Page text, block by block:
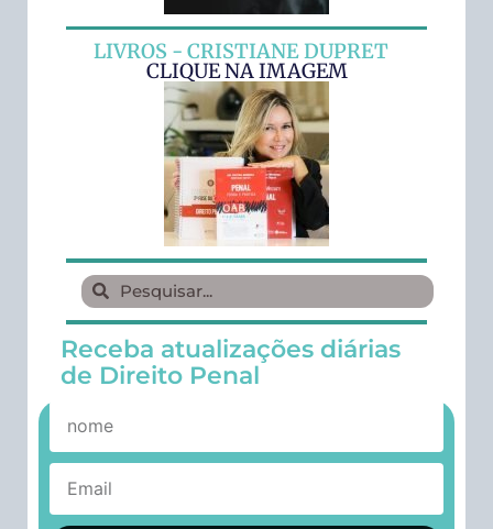
LIVROS - CRISTIANE DUPRET
CLIQUE NA IMAGEM
Receba atualizações diárias
de Direito Penal